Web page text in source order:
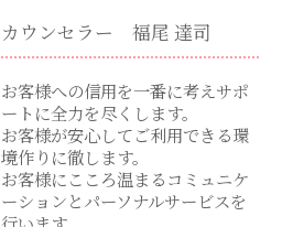
カウンセラー 福尾 達司
お客様への信用を一番に考えサポ
ートに全力を尽くします。
お客様が安心してご利用できる環
境作りに徹します。
お客様にこころ温まるコミュニケ
ーションとパーソナルサービスを